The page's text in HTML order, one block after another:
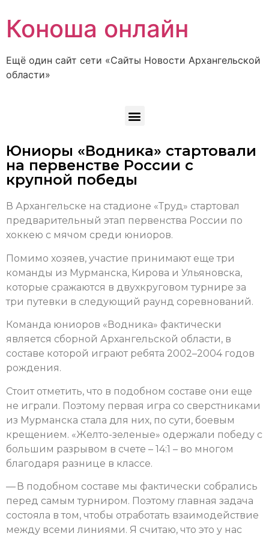
Коноша онлайн
Ещё один сайт сети «Сайты Новости Архангельской
области»
Юниоры «Водника» стартовали
на первенстве России с
крупной победы
В Архангельске на стадионе «Труд» стартовал
предварительный этап первенства России по
хоккею с мячом среди юниоров.
Помимо хозяев, участие принимают еще три
команды из Мурманска, Кирова и Ульяновска,
которые сражаются в двухкруговом турнире за
три путевки в следующий раунд соревнований.
Команда юниоров «Водника» фактически
является сборной Архангельской области, в
составе которой играют ребята 2002–2004 годов
рождения.
Стоит отметить, что в подобном составе они еще
не играли. Поэтому первая игра со сверстниками
из Мурманска стала для них, по сути, боевым
крещением. «Желто-зеленые» одержали победу с
большим разрывом в счете – 14:1 – во многом
благодаря разнице в классе.
— В подобном составе мы фактически собрались
перед самым турниром. Поэтому главная задача
состояла в том, чтобы отработать взаимодействие
между всеми линиями. Я считаю, что это у нас